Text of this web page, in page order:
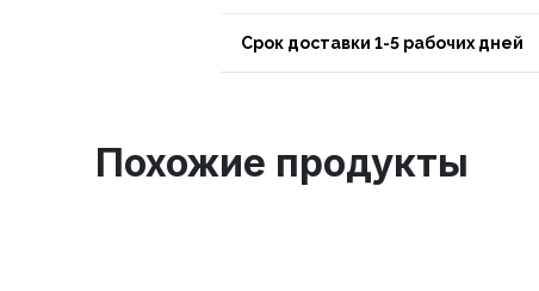
Срок доставки 1-5 рабочих дней
Похожие продукты